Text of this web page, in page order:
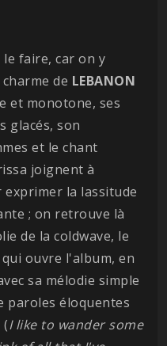
faire, car on y
de LEBANON
et monotone, ses
glacés, son
et le chant
joignent à
la lassitude
; on retrouve là
de la coldwave, le
qui ouvre l'album, en
sa mélodie simple
paroles éloquentes
I like to wander some